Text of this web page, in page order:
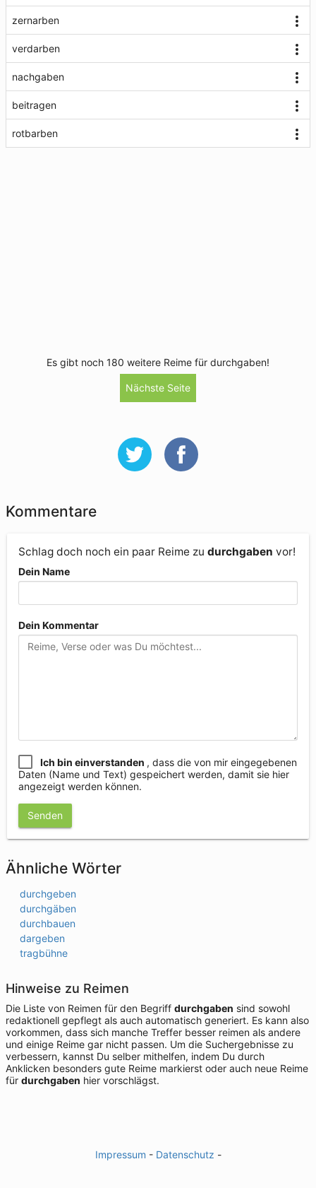
zernarben
verdarben
nachgaben
beitragen
rotbarben
Es gibt noch 180 weitere Reime für durchgaben!
Nächste Seite
Kommentare
Schlag doch noch ein paar Reime zu durchgaben vor!
Dein Name
Dein Kommentar
Ich bin einverstanden , dass die von mir eingegebenen
Daten (Name und Text) gespeichert werden, damit sie hier
angezeigt werden können.
Senden
Ähnliche Wörter
durchgeben
durchgäben
durchbauen
dargeben
tragbühne
Hinweise zu Reimen
Die Liste von Reimen für den Begriff durchgaben sind sowohl
redaktionell gepflegt als auch automatisch generiert. Es kann also
vorkommen, dass sich manche Treffer besser reimen als andere
und einige Reime gar nicht passen. Um die Suchergebnisse zu
verbessern, kannst Du selber mithelfen, indem Du durch
Anklicken besonders gute Reime markierst oder auch neue Reime
für durchgaben hier vorschlägst.
Impressum - Datenschutz -